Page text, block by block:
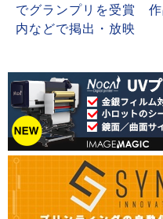
でグランプリを受賞 作
内などで掲出・放映